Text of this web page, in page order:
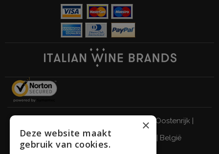
Verenigd Koninkrijk Oostenrijk |
Zwitserland|Nederland | België
×
Deze website maakt
gebruik van cookies.